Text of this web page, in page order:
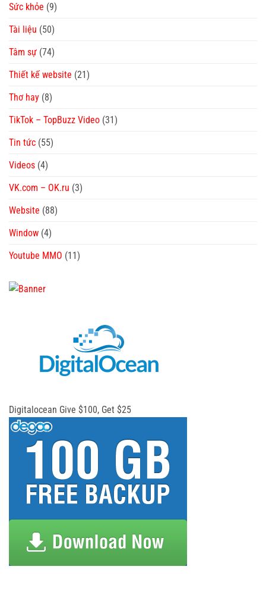
Sức khỏe (9)
Tài liệu (50)
Tâm sự (74)
Thiết kế website (21)
Thơ hay (8)
TikTok – TopBuzz Video (31)
Tin tức (55)
Videos (4)
VK.com – OK.ru (3)
Website (88)
Window (4)
Youtube MMO (11)
Digitalocean Give $100, Get $25